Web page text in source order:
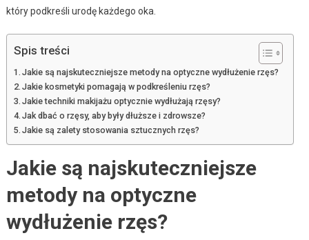
który podkreśli urodę każdego oka.
Spis treści
Jakie są najskuteczniejsze metody na optyczne wydłużenie rzęs?
Jakie kosmetyki pomagają w podkreśleniu rzęs?
Jakie techniki makijażu optycznie wydłużają rzęsy?
Jak dbać o rzęsy, aby były dłuższe i zdrowsze?
Jakie są zalety stosowania sztucznych rzęs?
Jakie są najskuteczniejsze
metody na optyczne
wydłużenie rzęs?